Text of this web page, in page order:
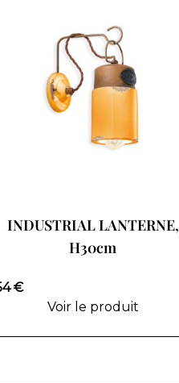
INDUSTRIAL LANTERNE,
H30cm
€
Voir le produit